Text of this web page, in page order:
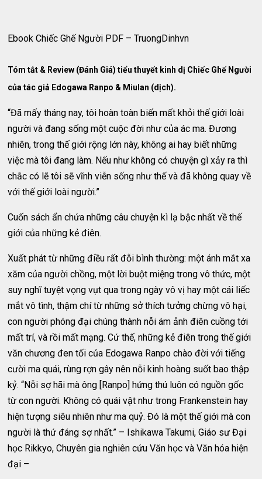
Ebook Chiếc Ghế Người PDF – TruongDinhvn
Tóm tắt & Review (Đánh Giá) tiểu thuyết kinh dị Chiếc Ghế Người
của tác giả Edogawa Ranpo & Miulan (dịch).
“Đã mấy tháng nay, tôi hoàn toàn biến mất khỏi thế giới loài
người và đang sống một cuộc đời như của ác ma. Đương
nhiên, trong thế giới rộng lớn này, không ai hay biết những
việc mà tôi đang làm. Nếu như không có chuyện gì xảy ra thì
chắc có lẽ tôi sẽ vĩnh viễn sống như thế và đã không quay về
với thế giới loài người.”
Cuốn sách ẩn chứa những câu chuyện kì lạ bậc nhất về thế
giới của những kẻ điên.
Xuất phát từ những điều rất đỗi bình thường: một ánh mắt xa
xăm của người chồng, một lời buột miệng trong vô thức, một
suy nghĩ tuyệt vọng vụt qua trong ngày vô vị hay một cái liếc
mắt vô tình, thậm chí từ những sở thích tưởng chừng vô hại,
con người phóng đại chúng thành nỗi ám ảnh điên cuồng tới
mất trí, và rồi mất mạng. Cứ thế, những kẻ điên trong thế giới
văn chương đen tối của Edogawa Ranpo chào đời với tiếng
cười ma quái, rùng rợn gây nên nỗi kinh hoàng suốt bao thập
kỷ. “Nỗi sợ hãi mà ông [Ranpo] hứng thú luôn có nguồn gốc
từ con người. Không có quái vật như trong Frankenstein hay
hiện tượng siêu nhiên như ma quỷ. Đó là một thế giới mà con
người là thứ đáng sợ nhất.” – Ishikawa Takumi, Giáo sư Đại
học Rikkyo, Chuyên gia nghiên cứu Văn học và Văn hóa hiện
đại –